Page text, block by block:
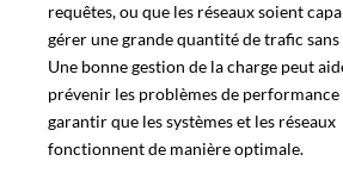
requêtes, ou que les réseaux soient
gérer une grande quantité de trafic
Une bonne gestion de la charge peut
prévenir les problèmes de performance
garantir que les systèmes et les réseaux
fonctionnent de manière optimale.